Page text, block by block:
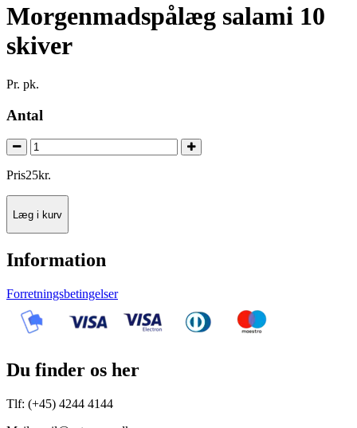
Morgenmadspålæg salami 10
skiver
Pr. pk.
Antal
Pris25kr.
Læg i kurv
Information
Forretningsbetingelser
Du finder os her
Tlf: (+45) 4244 4144